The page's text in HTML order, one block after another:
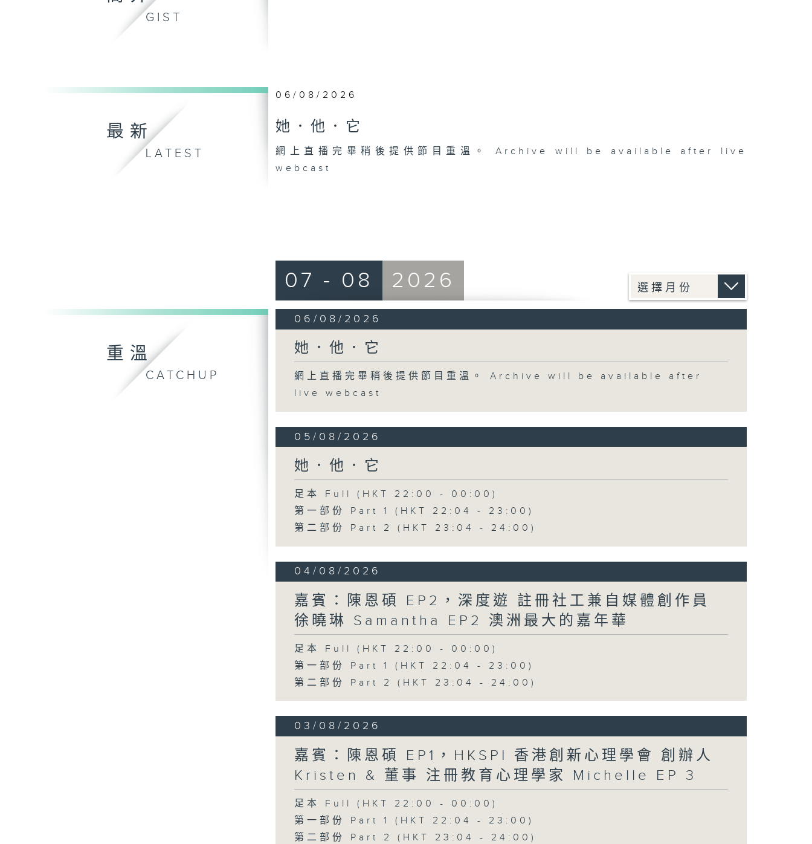
GIST
最新
LATEST
06/08/2026
她．他．它
網上直播完畢稍後提供節目重溫。 Archive will be available after live
webcast
重溫
CATCHUP
07 - 08 2026
06/08/2026
她．他．它
網上直播完畢稍後提供節目重溫。 Archive will be available after
live webcast
05/08/2026
她．他．它
足本 Full (HKT 22:00 - 00:00)
第一部份 Part 1 (HKT 22:04 - 23:00)
第二部份 Part 2 (HKT 23:04 - 24:00)
04/08/2026
嘉賓：陳恩碩 EP2，深度遊 註冊社工兼自媒體創作員
徐曉琳 Samantha EP2 澳洲最大的嘉年華
足本 Full (HKT 22:00 - 00:00)
第一部份 Part 1 (HKT 22:04 - 23:00)
第二部份 Part 2 (HKT 23:04 - 24:00)
03/08/2026
嘉賓：陳恩碩 EP1，HKSPI 香港創新心理學會 創辦人
Kristen & 董事 注冊教育心理學家 Michelle EP 3
足本 Full (HKT 22:00 - 00:00)
第一部份 Part 1 (HKT 22:04 - 23:00)
第二部份 Part 2 (HKT 23:04 - 24:00)